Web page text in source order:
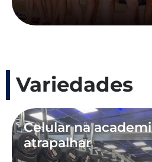
Variedades
Celular na
atrapalhar